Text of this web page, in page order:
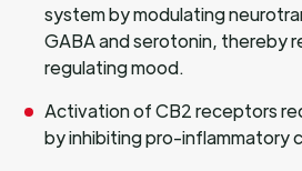
system by modulating
GABA and serotonin, thereby
regulating mood.
Activation of CB2 receptors
by inhibiting pro-inflammatory